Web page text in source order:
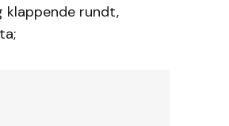
klappende rundt,